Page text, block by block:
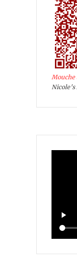
Mouche
Nicole's